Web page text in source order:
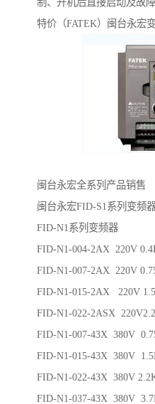
制、开机后直接启动及故
特价（FATEK）闽台永宏
闽台永宏全系列产品销售
闽台永宏FID-S1系列变频
FID-N1系列变频器
FID-N1-004-2AX 220V
FID-N1-007-2AX 220V
FID-N1-015-2AX 220V
FID-N1-022-2ASX
FID-N1-007-43X 380V
FID-N1-015-43X 380V
FID-N1-022-43X 380V
FID-N1-037-43X 380V